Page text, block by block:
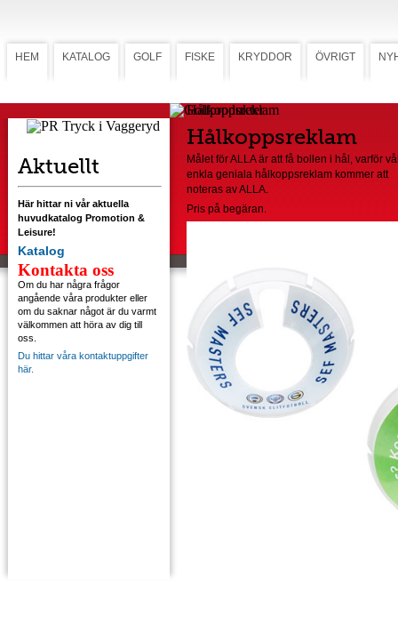
HEM KATALOG GOLF FISKE KRYDDOR ÖVRIGT
Aktuellt
Här hittar ni vår aktuella
huvudkatalog Promotion &
Leisure!
Katalog
Kontakta oss
Om du har några frågor
angående våra produkter eller
om du saknar något är du varmt
välkommen att höra av dig till
oss.
Du hittar våra kontaktuppgifter
här.
Hålkoppsreklam
Hålkoppsreklam
Målet för ALLA är att få bollen i hål, varför
enkla geniala hålkoppsreklam kommer att
noteras av ALLA.
Pris på begäran.